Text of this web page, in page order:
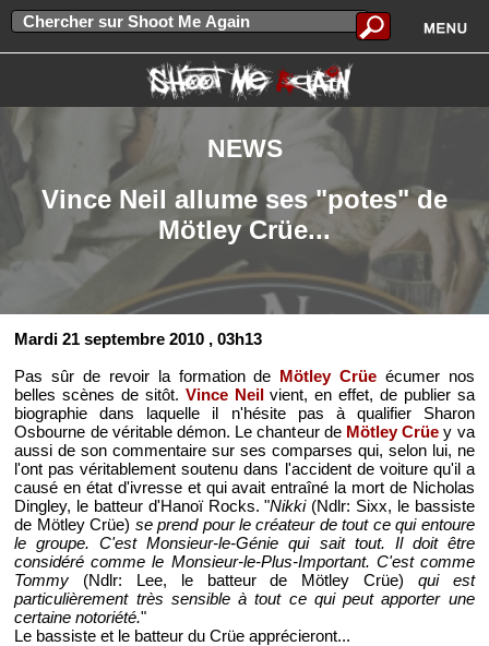
NEWS
Vince Neil allume ses "potes" de
Mötley Crüe...
Mardi 21 septembre 2010 , 03h13
Pas sûr de revoir la formation de Mötley Crüeécumer nos
belles scènes de sitôt. Vince Neilvient, en effet, de publier sa
biographie dans laquelle il n'hésite pas à qualifier Sharon
Osbourne de véritable démon. Le chanteur de Mötley Crüe y va
aussi de son commentaire sur ses comparses qui, selon lui, ne
l'ont pas véritablement soutenu dans l'accident de voiture qu'il a
causé en état d'ivresse et qui avait entraîné la mort de Nicholas
Dingley, le batteur d'Hanoï Rocks. "Nikki (Ndlr: Sixx, le bassiste
de Mötley Crüe) se prend pour le créateur de tout ce qui entoure
le groupe. C'est Monsieur-le-Génie qui sait tout. Il doit être
considéré comme le Monsieur-le-Plus-Important. C'est comme
Tommy (Ndlr: Lee, le batteur de Mötley Crüe) qui est
particulièrement très sensible à tout ce qui peut apporter une
certaine notoriété."
Le bassiste et le batteur du Crüe apprécieront...